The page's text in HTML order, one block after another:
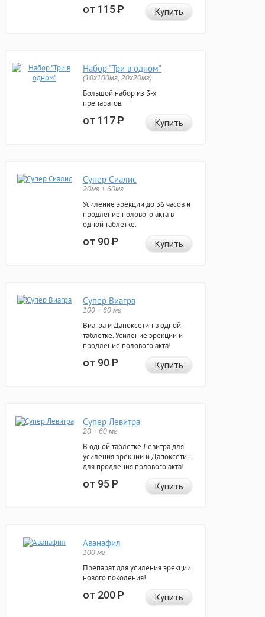
от 115Р Купить
Набор "Три в одном"
(10x100мг, 20x20мг)
Большой набор из 3-х
препаратов.
от 117Р Купить
Супер Сиалис
20мг + 60мг
Усиление эрекции до 36 часов и
продление полового акта в
одной таблетке.
от 90Р Купить
Супер Виагра
100 + 60 мг
Виагра и Дапоксетин в одной
таблетке. Усиление эрекции и
продление полового акта!
от 90Р Купить
Супер Левитра
20 + 60 мг
В одной таблетке Левитра для
усиления эрекции и Дапоксетин
для продления полового акта!
от 95Р Купить
Аванафил
100 мг
Препарат для усиления эрекции
нового поколения!
от 200Р Купить